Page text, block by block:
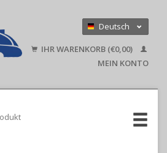
Deutsch
English
IHR WARENKORB (€0,00)
MEIN KONTO